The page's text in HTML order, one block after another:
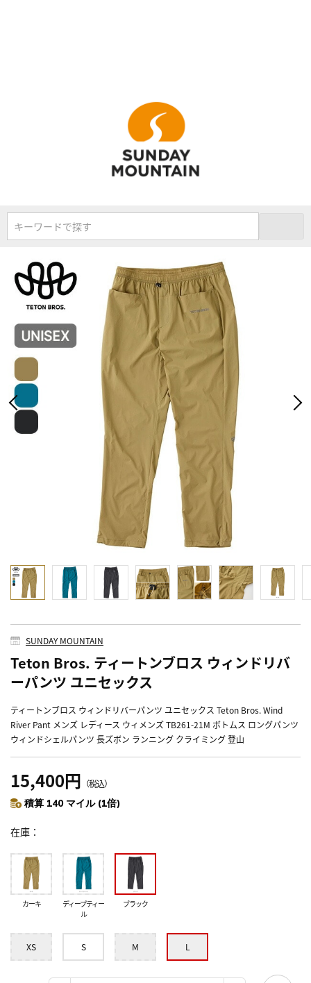
キーワードで探す
SUNDAY MOUNTAIN
Teton Bros. ティートンブロス ウィンドリバ
ーパンツ ユニセックス
ティートンブロス ウィンドリバーパンツ ユニセックス Teton Bros. Wind
River Pant メンズ レディース ウィメンズ TB261-21M ボトムス ロングパンツ
ウィンドシェルパンツ 長ズボン ランニング クライミング 登山
15,400円 （税込）
積算 140 マイル (1倍)
在庫
カーキ
ディープティー
ル
ブラック
XS S M L